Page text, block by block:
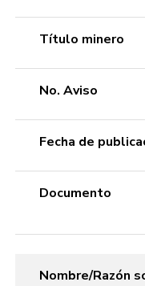
Título minero
No. Aviso
Fecha de
Documento
Nombre/Razón